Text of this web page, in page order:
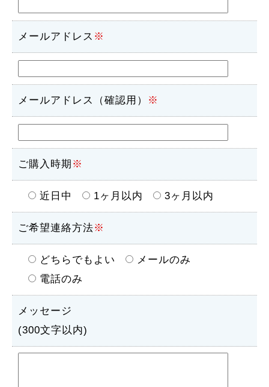
メールアドレス ※
メールアドレス（確認用） ※
ご購入時期 ※
近日中 1ヶ月以内 3ヶ月以内
ご希望連絡方法※
どちらでもよい
メールのみ
電話のみ
メッセージ
(300文字以内)